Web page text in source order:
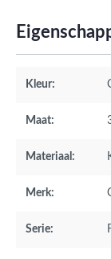
Kleur:
Maat:
Materiaal:
Merk:
Serie: